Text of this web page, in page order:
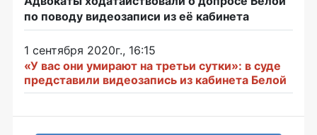
по поводу видеозаписи из её кабинета
1 сентября 2020г., 16:15
«У вас они умирают на третьи сутки»: в суде
представили видеозапись из кабинета Белой